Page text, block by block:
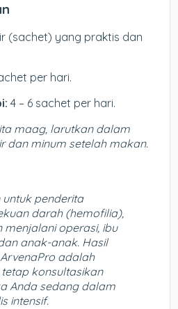
(sachet) yang praktis dan
per hari.
4 – 6 sachet per hari.
maag, larutkan dalam
dan minum setelah makan.
penderita
darah (hemofilia),
menjalani operasi, ibu
anak-anak. Hasil
adalah
konsultasikan
Anda sedang dalam
intensif.